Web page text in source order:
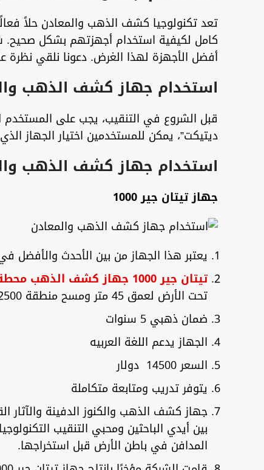
تعد تكنولوجيا كشف الذهب والمعادن حلاً
كامل لكيفية استخدام أجهزتهم بشكل صحيح.
أفضل الأجهزة لهذا الغرض. دعونا نلقي
استخدام جهاز كشف الذهب
قبل الشروع في التنقيب، يجب على المستخدم
ديتيكت”، يمكن للمستخدمين اختيار الجهاز
استخدام جهاز كشف الذهب
جهاز تيتان جير 1000
يعتبر هذا الجهاز من بين الأحدث
تيتان جير 1000 جهاز كشف الذهب محطة بحث كاملة
تحت الأرض لعمق 45 متر ومسح منطقة 2500 متر تحت سطح الأرض
ضمان ذهبي 5 سنوات
الجهاز يدعم اللغة العربيه
السعر 14500 دولار
يتوفر تدريب ومتابعة متكاملة
جهاز كشف الذهب والكنوز الدفينة والآثار
بين أيدي الباحثين ومحبي التنقيب
المدافن في باطن الأرض قبل استخراجها.